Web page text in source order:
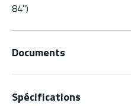
84")
Documents
Spécifications